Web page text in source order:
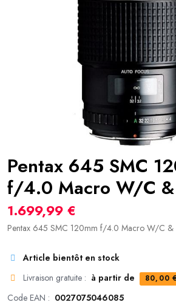
Pentax 645 SMC
f/4.0 Macro W/C &
1.699,99 €
Pentax 645 SMC 120mm f/4.0 Macro W/C
Article bientôt en stock
Livraison gratuite : à partir de 80,00 €
Code EAN : 0027075046085